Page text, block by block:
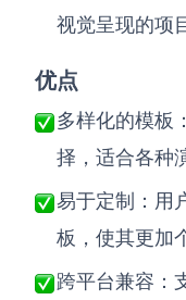
视觉呈现的项
优点
多样化的模板：
择，适合各种
易于定制：用
板，使其更加
跨平台兼容：